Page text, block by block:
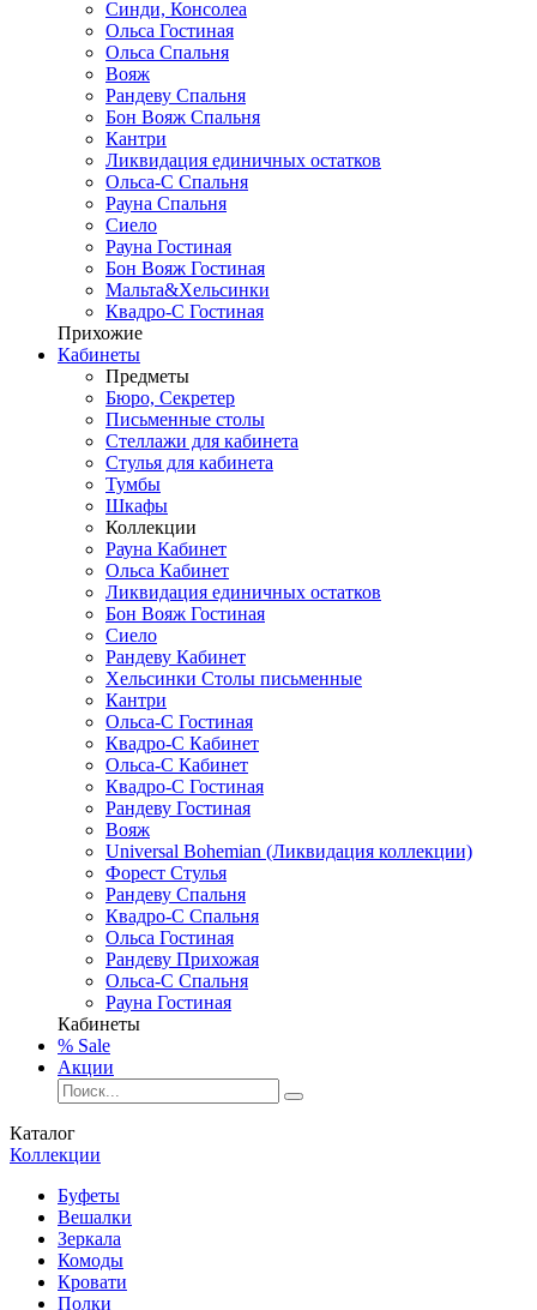
Синди, Консолеа
Ольса Гостиная
Ольса Спальня
Вояж
Рандеву Спальня
Бон Вояж Спальня
Кантри
Ликвидация единичных остатков
Ольса-С Спальня
Рауна Спальня
Сиело
Рауна Гостиная
Бон Вояж Гостиная
Мальта&Хельсинки
Квадро-С Гостиная
Прихожие
Кабинеты
Предметы
Бюро, Секретер
Письменные столы
Стеллажи для кабинета
Стулья для кабинета
Тумбы
Шкафы
Коллекции
Рауна Кабинет
Ольса Кабинет
Ликвидация единичных остатков
Бон Вояж Гостиная
Сиело
Рандеву Кабинет
Хельсинки Столы письменные
Кантри
Ольса-С Гостиная
Квадро-С Кабинет
Ольса-С Кабинет
Квадро-С Гостиная
Рандеву Гостиная
Вояж
Universal Bohemian (Ликвидация коллекции)
Форест Стулья
Рандеву Спальня
Квадро-С Спальня
Ольса Гостиная
Рандеву Прихожая
Ольса-С Спальня
Рауна Гостиная
Кабинеты
% Sale
Акции
Каталог
Коллекции
Буфеты
Вешалки
Зеркала
Комоды
Кровати
Полки